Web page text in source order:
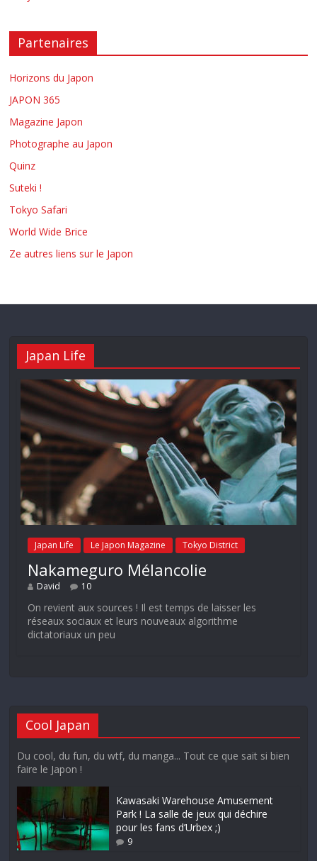
Partenaires
Horizons du Japon
JAPON 365
Magazine Japon
Photographe au Japon
Quinz
Suteki !
Tokyo Safari
World Wide Brice
Ze autres liens sur le Japon
Japan Life
Japan Life Le Japon Magazine Tokyo District
Nakameguro Mélancolie
David 10
On revient aux sources ! Il est temps de laisser les
réseaux sociaux et leurs nouveaux algorithme
dictatoriaux un peu
Cool Japan
Du cool, du fun, du wtf, du manga... Tout ce que sait si bien
faire le Japon !
Kawasaki Warehouse Amusement
Park ! La salle de jeux qui déchire
pour les fans d’Urbex ;)
9